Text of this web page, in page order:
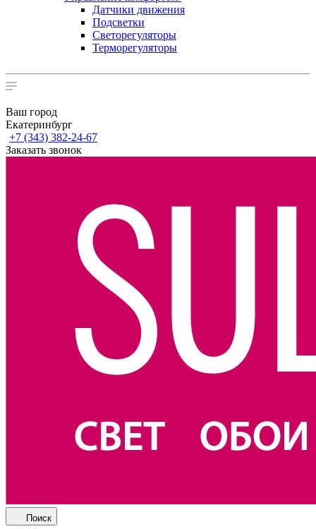
Датчики движения
Подсветки
Светорегуляторы
Терморегуляторы
Ваш город
Екатеринбург
+7 (343) 382-24-67
Заказать звонок
Поиск